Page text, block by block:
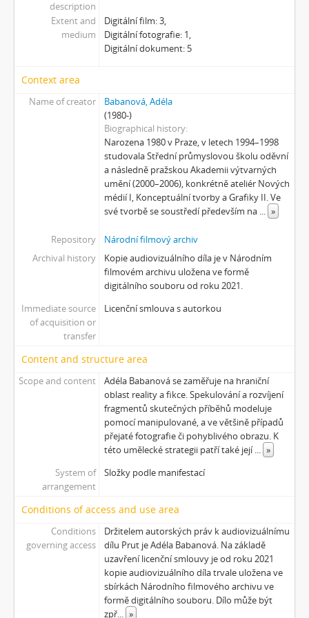
[Subseries] Air
[Subseries] Air – Znělka
[Subseries] Interno
[Subseries] Le Cuoche
[Subseries] Erosynta I
[Subseries] Monoskop no. 3 – Monkeyking legend
[Subseries] Pohádka pro šílence
[Subseries] Chewing Gum
[Subseries] Tihle – Sociální situace: pět svázaných mužů
[Subseries] Bez názvu
[Subseries] Viděno vzduchem
[Subseries] 6 snů z hrnečku
[Subseries] Pohybovadlo
[Subseries] Náš očistec
[Subseries] Burger und Ther
[Subseries] MHD – Bus
[Subseries] Cesta
[Subseries] Der kleine Blonde und sein roter Koffer
[Subseries] Miss Krimi
[Subseries] Obrázky
[Subseries] 360°
[Subseries] Grátis punč
[Subseries] Jízda
[Subseries] Naše okrasné zahrádky – Unsere Gärten
[Subseries] Našla v lese
[Subseries] Karamel je cukr, co už se neuzdraví
[Subseries] Konec jedince
[Subseries] Kapusta
[Subseries] Turista
[Subseries] Dům daleko
[Subseries] Bosákové hody
[Subseries] Suchá u Nejdku
description
Extent and
medium
Digitální film: 3,
Digitální fotografie: 1,
Digitální dokument: 5
Context area
Name of creator
Babanová, Adéla
(1980-)
Biographical history
Narozena 1980 v Praze, v letech 1994–1998
studovala Střední průmyslovou školu oděvní
a následně pražskou Akademii výtvarných
umění (2000–2006), konkrétně ateliér Nových
médií I, Konceptuální tvorby a Grafiky II. Ve
své tvorbě se soustředí především na ... »
Repository
Národní filmový archiv
Archival history
Kopie audiovizuálního díla je v Národním
filmovém archivu uložena ve formě
digitálního souboru od roku 2021.
Immediate source
of acquisition or
transfer
Licenční smlouva s autorkou
Content and structure area
Scope and content
Adéla Babanová se zaměřuje na hraniční
oblast reality a fikce. Spekulování a rozvíjení
fragmentů skutečných příběhů modeluje
pomocí manipulované, a ve většině případů
přejaté fotografie či pohyblivého obrazu. K
této umělecké strategii patří také její... »
System of
arrangement
Složky podle manifestací
Conditions of access and use area
Conditions
governing access
Držitelem autorských práv k audiovizuálnímu
dílu Prut je Adéla Babanová. Na základě
uzavření licenční smlouvy je od roku 2021
kopie audiovizuálního díla trvale uložena ve
sbírkách Národního filmového archivu ve
formě digitálního souboru. Dílo může být
zpř... »